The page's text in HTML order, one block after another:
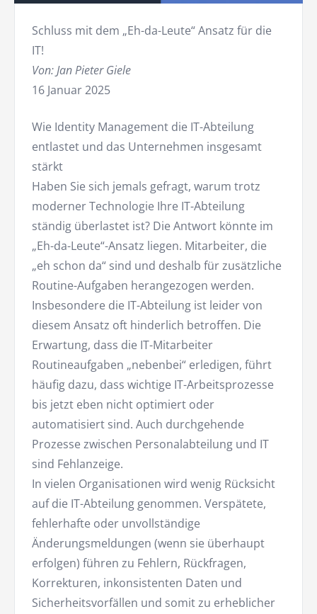
Schluss mit dem „Eh-da-Leute“ Ansatz für die
IT!
Von: Jan Pieter Giele
16 Januar 2025
Wie Identity Management die IT-Abteilung
entlastet und das Unternehmen insgesamt
stärkt
Haben Sie sich jemals gefragt, warum trotz
moderner Technologie Ihre IT-Abteilung
ständig überlastet ist? Die Antwort könnte im
„Eh-da-Leute“-Ansatz liegen. Mitarbeiter, die
„eh schon da“ sind und deshalb für zusätzliche
Routine-Aufgaben herangezogen werden.
Insbesondere die IT-Abteilung ist leider von
diesem Ansatz oft hinderlich betroffen. Die
Erwartung, dass die IT-Mitarbeiter
Routineaufgaben „nebenbei“ erledigen, führt
häufig dazu, dass wichtige IT-Arbeitsprozesse
bis jetzt eben nicht optimiert oder
automatisiert sind. Auch durchgehende
Prozesse zwischen Personalabteilung und IT
sind Fehlanzeige.
In vielen Organisationen wird wenig Rücksicht
auf die IT-Abteilung genommen. Verspätete,
fehlerhafte oder unvollständige
Änderungsmeldungen (wenn sie überhaupt
erfolgen) führen zu Fehlern, Rückfragen,
Korrekturen, inkonsistenten Daten und
Sicherheitsvorfällen und somit zu erheblicher